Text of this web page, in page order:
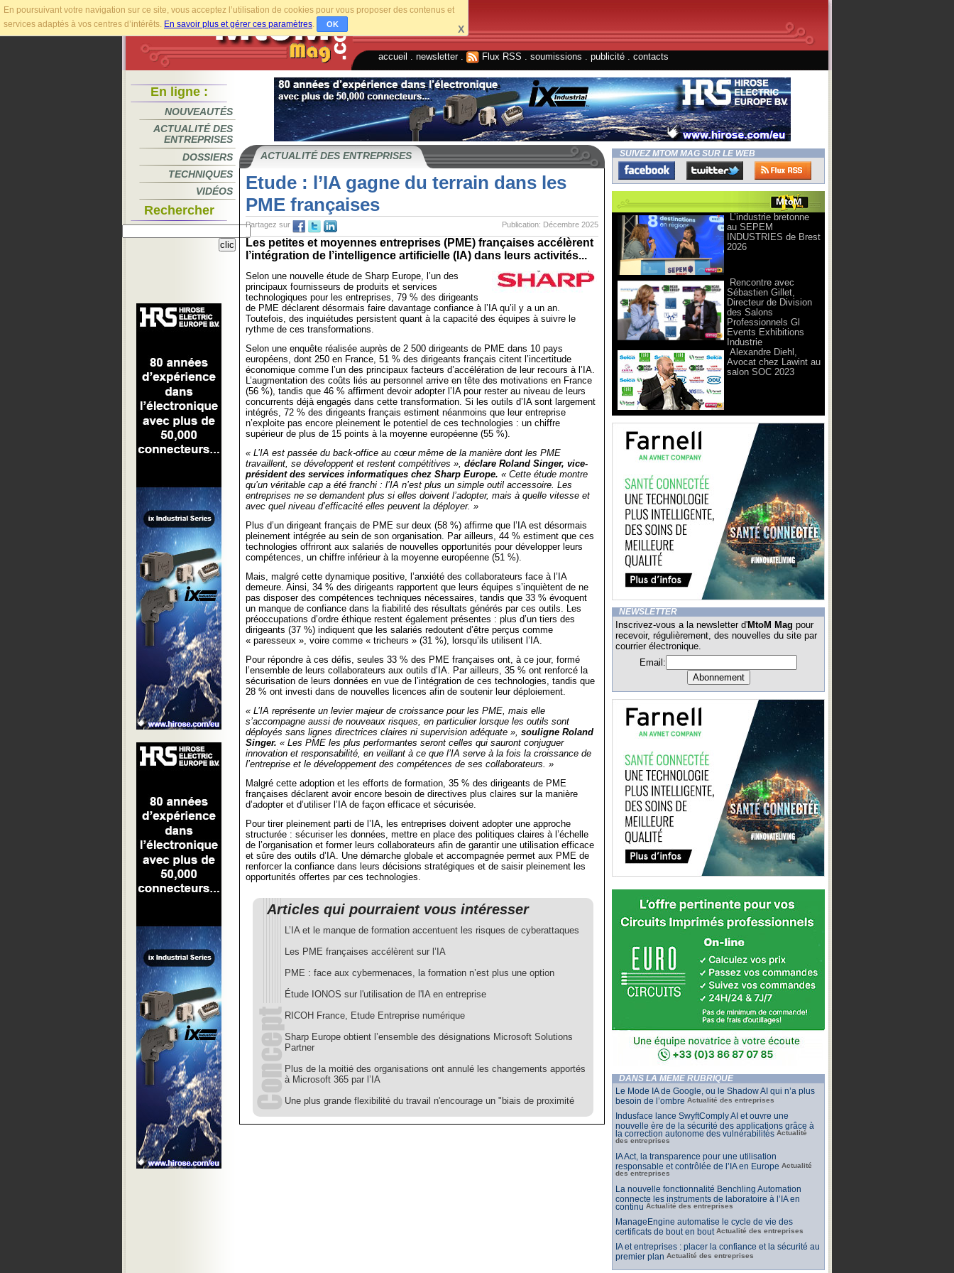
En poursuivant votre navigation sur ce site, vous acceptez l’utilisation de cookies pour vous proposer des contenus et
services adaptés à vos centres d’intérêts. En savoir plus et gérer ces paramètres. OK X
accueil newsletter. Flux RSS soumissions publicité contacts
En ligne :
NOUVEAUTÉS
ACTUALITÉ DES
ENTREPRISES
DOSSIERS
TECHNIQUES
VIDÉOS
Rechercher
ACTUALITÉ DES ENTREPRISES
Etude : l’IA gagne du terrain dans les
PME françaises
Publication: Décembre 2025
Partagez sur
Les petites et moyennes entreprises (PME) françaises accélèrent
l’intégration de l’intelligence artificielle (IA) dans leurs activités...
Selon une nouvelle étude de Sharp Europe, l’un des
principaux fournisseurs de produits et services
technologiques pour les entreprises, 79 % des dirigeants
de PME déclarent désormais faire davantage confiance à l’IA qu’il y a un an.
Toutefois, des inquiétudes persistent quant à la capacité des équipes à suivre le
rythme de ces transformations.
Selon une enquête réalisée auprès de 2 500 dirigeants de PME dans 10 pays
européens, dont 250 en France, 51 % des dirigeants français citent l’incertitude
économique comme l’un des principaux facteurs d’accélération de leur recours à l’IA.
L’augmentation des coûts liés au personnel arrive en tête des motivations en France
(56 %), tandis que 46 % affirment devoir adopter l’IA pour rester au niveau de leurs
concurrents déjà engagés dans cette transformation. Si les outils d’IA sont largement
intégrés, 72 % des dirigeants français estiment néanmoins que leur entreprise
n’exploite pas encore pleinement le potentiel de ces technologies : un chiffre
supérieur de plus de 15 points à la moyenne européenne (55 %).
« L’IA est passée du back-office au cœur même de la manière dont les PME
travaillent, se développent et restent compétitives », déclare Roland Singer, vice-
président des services informatiques chez Sharp Europe. « Cette étude montre
qu’un véritable cap a été franchi : l’IA n’est plus un simple outil accessoire. Les
entreprises ne se demandent plus si elles doivent l’adopter, mais à quelle vitesse et
avec quel niveau d’efficacité elles peuvent la déployer. »
Plus d’un dirigeant français de PME sur deux (58 %) affirme que l’IA est désormais
pleinement intégrée au sein de son organisation. Par ailleurs, 44 % estiment que ces
technologies offriront aux salariés de nouvelles opportunités pour développer leurs
compétences, un chiffre inférieur à la moyenne européenne (51 %).
Mais, malgré cette dynamique positive, l’anxiété des collaborateurs face à l’IA
demeure. Ainsi, 34 % des dirigeants rapportent que leurs équipes s’inquiètent de ne
pas disposer des compétences techniques nécessaires, tandis que 33 % évoquent
un manque de confiance dans la fiabilité des résultats générés par ces outils. Les
préoccupations d’ordre éthique restent également présentes : plus d’un tiers des
dirigeants (37 %) indiquent que les salariés redoutent d’être perçus comme
« paresseux », voire comme « tricheurs » (31 %), lorsqu’ils utilisent l’IA.
Pour répondre à ces défis, seules 33 % des PME françaises ont, à ce jour, formé
l’ensemble de leurs collaborateurs aux outils d’IA. Par ailleurs, 35 % ont renforcé la
sécurisation de leurs données en vue de l’intégration de ces technologies, tandis que
28 % ont investi dans de nouvelles licences afin de soutenir leur déploiement.
« L’IA représente un levier majeur de croissance pour les PME, mais elle
s’accompagne aussi de nouveaux risques, en particulier lorsque les outils sont
déployés sans lignes directrices claires ni supervision adéquate », souligne Roland
Singer. « Les PME les plus performantes seront celles qui sauront conjuguer
innovation et responsabilité, en veillant à ce que l’IA serve à la fois la croissance de
l’entreprise et le développement des compétences de ses collaborateurs. »
Malgré cette adoption et les efforts de formation, 35 % des dirigeants de PME
françaises déclarent avoir encore besoin de directives plus claires sur la manière
d’adopter et d’utiliser l’IA de façon efficace et sécurisée.
Pour tirer pleinement parti de l’IA, les entreprises doivent adopter une approche
structurée : sécuriser les données, mettre en place des politiques claires à l’échelle
de l’organisation et former leurs collaborateurs afin de garantir une utilisation efficace
et sûre des outils d’IA. Une démarche globale et accompagnée permet aux PME de
renforcer la confiance dans leurs décisions stratégiques et de saisir pleinement les
opportunités offertes par ces technologies.
Articles qui pourraient vous intéresser
L’IA et le manque de formation accentuent les risques de cyberattaques
Les PME françaises accélèrent sur l’IA
PME : face aux cybermenaces, la formation n’est plus une option
Étude IONOS sur l'utilisation de l'IA en entreprise
RICOH France, Etude Entreprise numérique
Sharp Europe obtient l’ensemble des désignations Microsoft Solutions
Partner
Plus de la moitié des organisations ont annulé les changements apportés
à Microsoft 365 par l’IA
Une plus grande flexibilité du travail n'encourage un "biais de proximité
SUIVEZ MTOM MAG SUR LE WEB
L’industrie bretonne
au SEPEM
INDUSTRIES de Brest
2026
Rencontre avec
Sébastien Gillet,
Directeur de Division
des Salons
Professionnels Gl
Events Exhibitions
Industrie
Alexandre Diehl,
Avocat chez Lawint au
salon SOC 2023
NEWSLETTER
Inscrivez-vous a la newsletter d'MtoM Mag pour
recevoir, régulièrement, des nouvelles du site par
courrier électronique.
Email:
DANS LA MÊME RUBRIQUE
Le Mode IA de Google, ou le Shadow AI qui n’a plus
besoin de l’ombre Actualité des entreprises
Indusface lance SwyftComply AI et ouvre une
nouvelle ère de la sécurité des applications grâce à
la correction autonome des vulnérabilités Actualité
des entreprises
IA Act, la transparence pour une utilisation
responsable et contrôlée de l’IA en Europe Actualité
des entreprises
La nouvelle fonctionnalité Benchling Automation
connecte les instruments de laboratoire à l’IA en
continu Actualité des entreprises
ManageEngine automatise le cycle de vie des
certificats de bout en bout Actualité des entreprises
IA et entreprises : placer la confiance et la sécurité au
premier plan Actualité des entreprises